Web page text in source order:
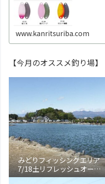
www.kanritsuriba.com
【今月のオススメ釣り場】
みどりフィッシングエリア
7/18土リフレッシュオープ
ン！【大田原市】